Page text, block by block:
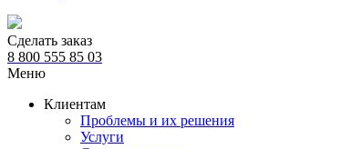
Сделать заказ
8 800 555 85 03
Меню
Клиентам
Проблемы и их решения
Услуги